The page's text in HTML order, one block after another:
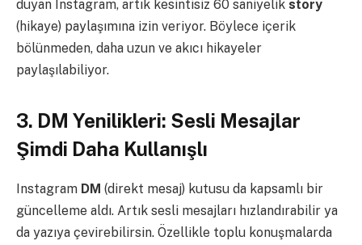
duyan Instagram, artık kesintisiz 60 saniyelik story
(hikaye) paylaşımına izin veriyor. Böylece içerik
bölünmeden, daha uzun ve akıcı hikayeler
paylaşılabiliyor.
3. DM Yenilikleri: Sesli Mesajlar
Şimdi Daha Kullanışlı
Instagram DM (direkt mesaj) kutusu da kapsamlı bir
güncelleme aldı. Artık sesli mesajları hızlandırabilir ya
da yazıya çevirebilirsin. Özellikle toplu konuşmalarda